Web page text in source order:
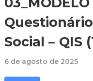
Social – QIS
6 de agosto de 2025